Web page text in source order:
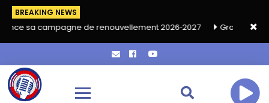
BREAKING NEWS
de renouvellement 2026‑2027 Grand café de rentrée